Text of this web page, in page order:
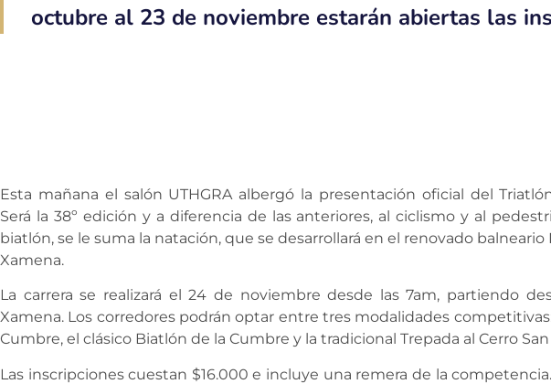
octubre al 23 de noviembre estarán abiertas las
Esta mañana el salón UTHGRA albergó la presentación oficial del
Será la 38º edición y a diferencia de las anteriores, al ciclismo y al
biatlón, se le suma la natación, que se desarrollará en el renovado balneario
Xamena.
La carrera se realizará el 24 de noviembre desde las 7am, partiendo
Xamena. Los corredores podrán optar entre tres modalidades
Cumbre, el clásico Biatlón de la Cumbre y la tradicional Trepada al Cerro
Las inscripciones cuestan $16.000 e incluye una remera de la